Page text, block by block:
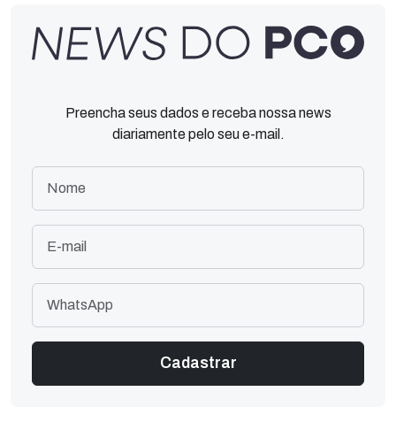
Preencha seus dados e receba nossa news
diariamente pelo seu e-mail.